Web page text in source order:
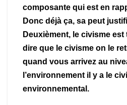
composante qui est en
Donc déjà ça, sa peut
Deuxièment, le civisme
dire que le civisme on le
quand vous arrivez au
l’environnement il y a le
environnemental.